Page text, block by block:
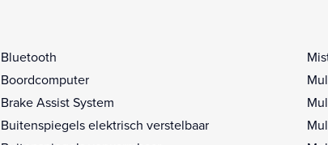
Bluetooth
Boordcomputer
Brake Assist System
Buitenspiegels elektrisch verstelbaar